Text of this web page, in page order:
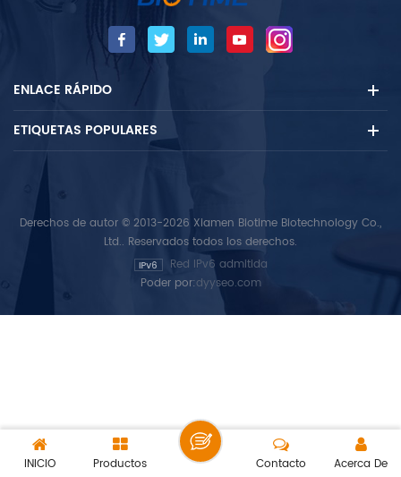
ENLACE RÁPIDO
ETIQUETAS POPULARES
Derechos de autor © 2013-2026 Xiamen Biotime Biotechnology Co.,
Ltd.. Reservados todos los derechos.
Red IPv6 admitida
Poder por:dyyseo.com
INICIO Productos Acerca De
Contacto